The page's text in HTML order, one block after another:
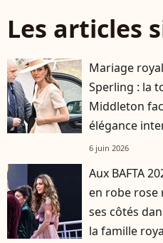
Les articles
Mariage
Sperling : la
Middleton
élégance
6 juin 2026
Aux BAFTA
en robe rose
ses côtés
la famille